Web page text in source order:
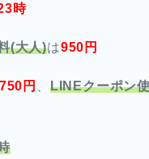
時
(大人)は950円
750円
LINEクーポン